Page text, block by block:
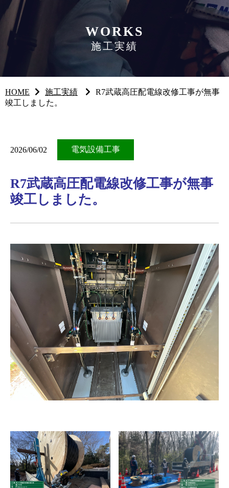
WORKS
施工実績
HOME 施工実績
R7武蔵高圧配電線改修工事が無事
竣工しました。
2026/06/02 電気設備工事
R7武蔵高圧配電線改修工事が無事
竣工しました。